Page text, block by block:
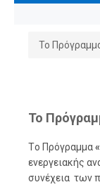
Το
Το
Tο Πρόγραμμα«
ενεργειακής
συνέχεια των